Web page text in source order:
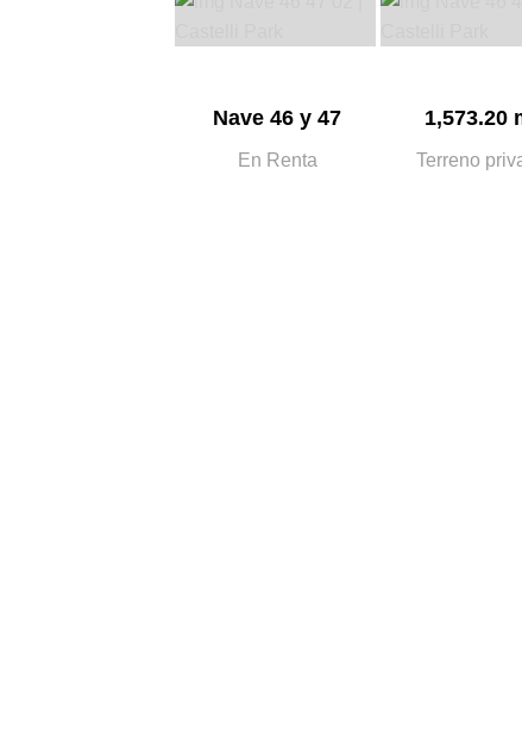
Nave 46 y 47
En Renta
1,573.20
Terreno